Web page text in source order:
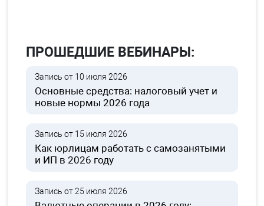
ПРОШЕДШИЕ ВЕБИНАРЫ:
Запись от 10 июля 2026
Основные средства: налоговый учет и
новые нормы 2026 года
Запись от 15 июля 2026
Как юрлицам работать с самозанятыми
и ИП в 2026 году
Запись от 25 июля 2026